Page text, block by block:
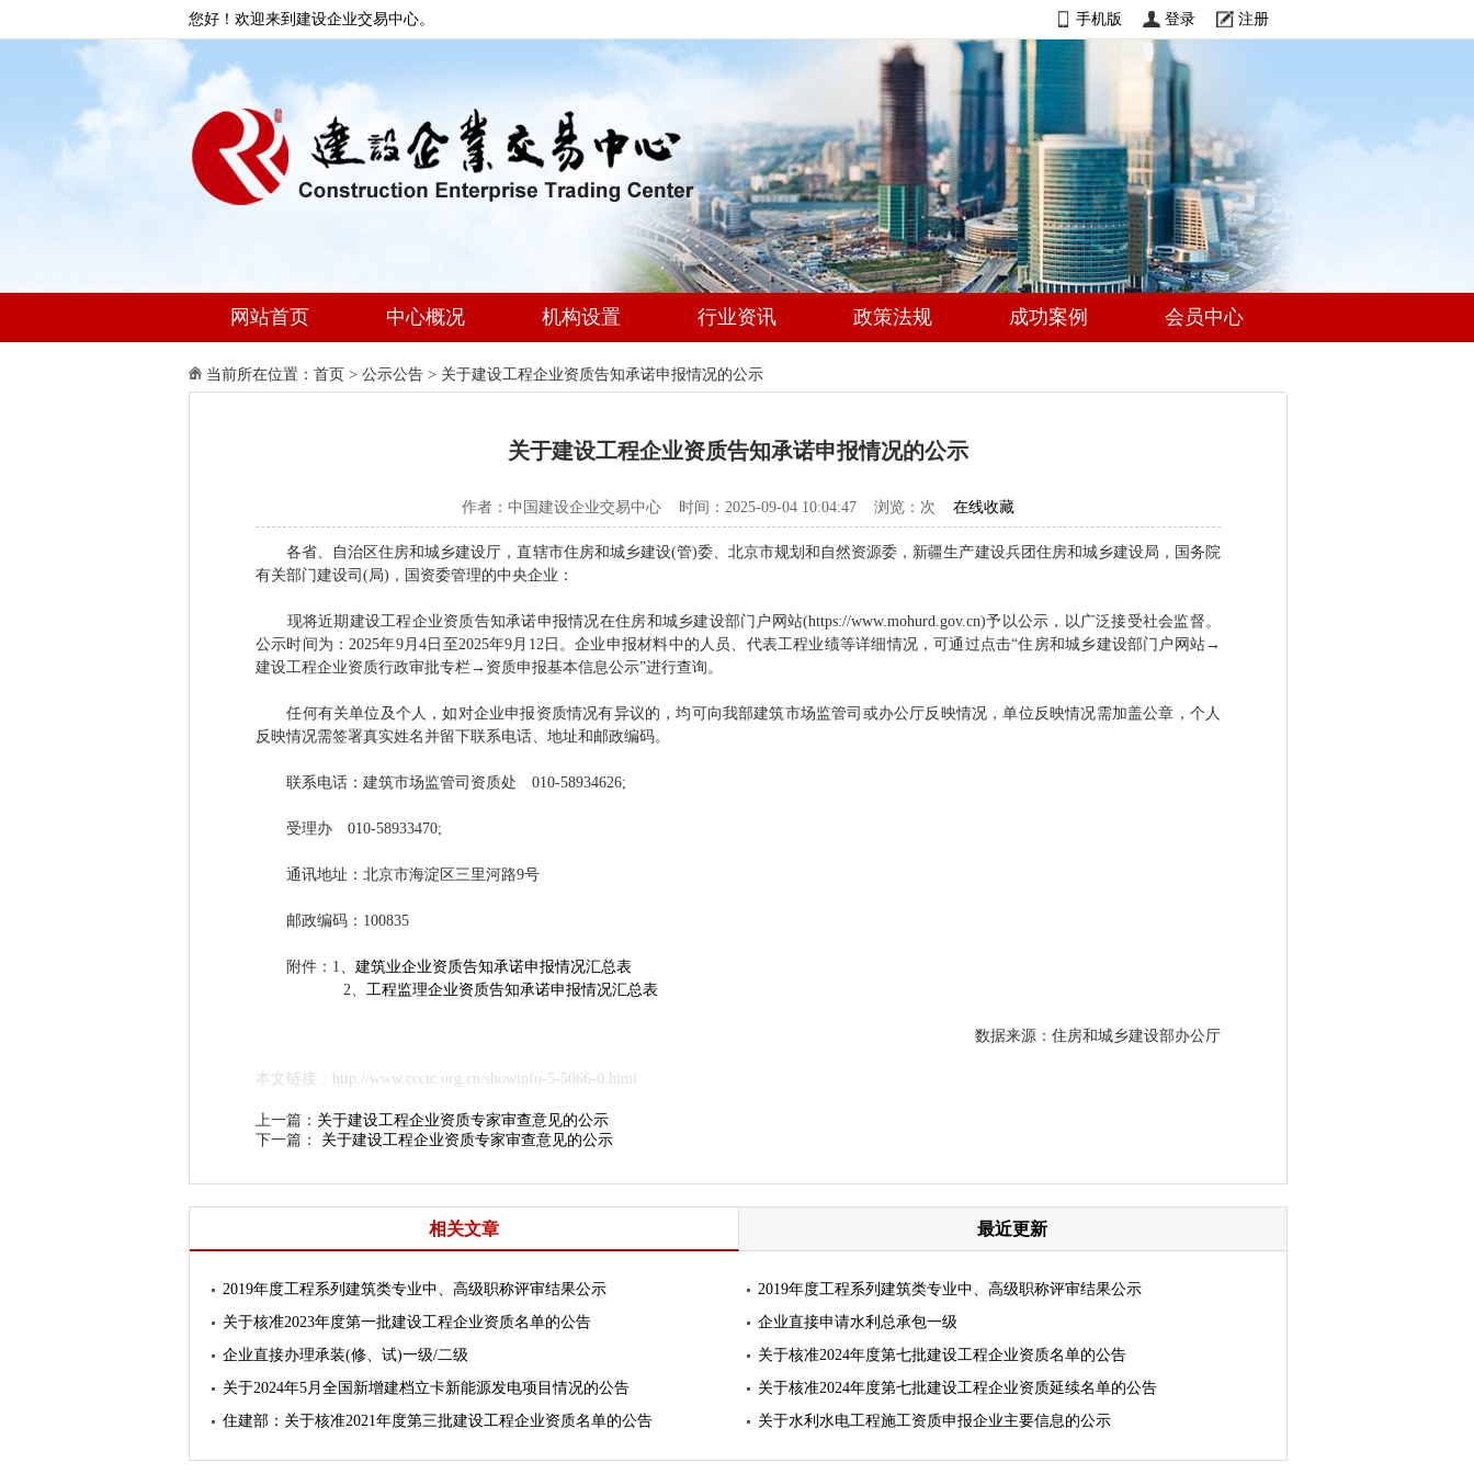
您好！欢迎来到建设企业交易中心。 手机版 登录 注册
网站首页 中心概况 机构设置 行业资讯 政策法规 成功案例 会员中心
当前所在位置： 首页 > 公示公告 > 关于建设工程企业资质告知承诺申报情况的公示
关于建设工程企业资质告知承诺申报情况的公示
作者：中国建设企业交易中心 时间：2025-09-04 10:04:47 浏览： 次 在线收藏
各省、自治区住房和城乡建设厅，直辖市住房和城乡建设(管)委、北京市规划和自然资源委，新疆生产建设兵团住房和城乡建设局，国务院
有关部门建设司(局)，国资委管理的中央企业：
现将近期建设工程企业资质告知承诺申报情况在住房和城乡建设部门户网站(https://www.mohurd.gov.cn)予以公示，以广泛接受社会监督。
公示时间为：2025年9月4日至2025年9月12日。企业申报材料中的人员、代表工程业绩等详细情况，可通过点击“住房和城乡建设部门户网站→
建设工程企业资质行政审批专栏→资质申报基本信息公示”进行查询。
任何有关单位及个人，如对企业申报资质情况有异议的，均可向我部建筑市场监管司或办公厅反映情况，单位反映情况需加盖公章，个人
反映情况需签署真实姓名并留下联系电话、地址和邮政编码。
联系电话：建筑市场监管司资质处 010-58934626;
受理办 010-58933470;
通讯地址：北京市海淀区三里河路9号
邮政编码：100835
附件：1、 建筑业企业资质告知承诺申报情况汇总表
2、 工程监理企业资质告知承诺申报情况汇总表
数据来源：住房和城乡建设部办公厅
本文链接：http://www.ccctc.org.cn/showinfo-5-5066-0.html
上一篇： 关于建设工程企业资质专家审查意见的公示
下一篇： 关于建设工程企业资质专家审查意见的公示
相关文章 最近更新
2019年度工程系列建筑类专业中、高级职称评审结果公示
2019年度工程系列建筑类专业中、高级职称评审结果公示
关于核准2023年度第一批建设工程企业资质名单的公告
企业直接申请水利总承包一级
企业直接办理承装(修、试)一级/二级
关于核准2024年度第七批建设工程企业资质名单的公告
关于2024年5月全国新增建档立卡新能源发电项目情况的公告
关于核准2024年度第七批建设工程企业资质延续名单的公告
住建部：关于核准2021年度第三批建设工程企业资质名单的公告
关于水利水电工程施工资质申报企业主要信息的公示